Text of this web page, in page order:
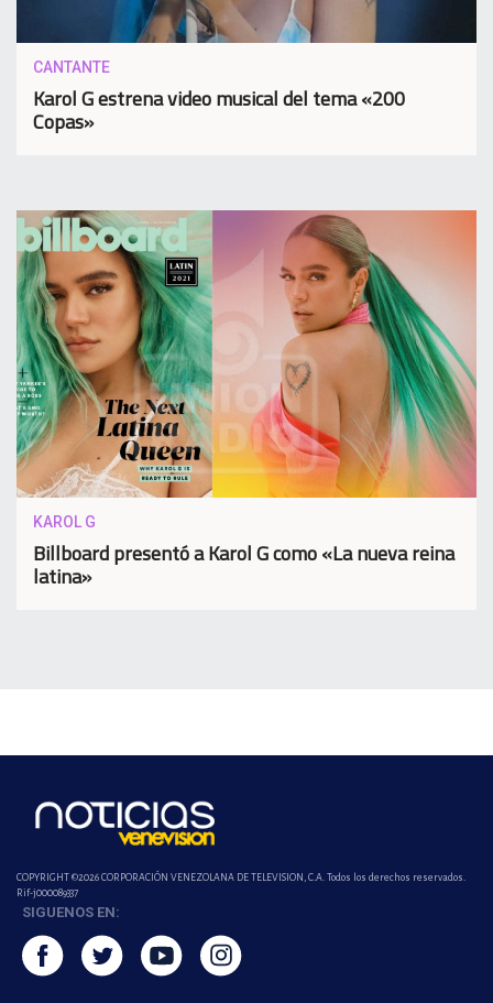
CANTANTE
Karol G estrena video musical del tema «200
Copas»
KAROL G
Billboard presentó a Karol G como «La nueva reina
latina»
COPYRIGHT ©2026 CORPORACIÓN VENEZOLANA DE TELEVISION, C.A. Todos los derechos reservados.
Rif-j000089337
SIGUENOS EN: